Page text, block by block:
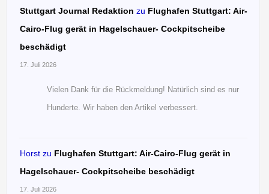
Stuttgart Journal Redaktion zu Flughafen Stuttgart: Air-
Cairo-Flug gerät in Hagelschauer- Cockpitscheibe
beschädigt
17. Juli 2026
Vielen Dank für die Rückmeldung! Natürlich sind es nur
Hunderte. Wir haben den Artikel verbessert.
Horst zu Flughafen Stuttgart: Air-Cairo-Flug gerät in
Hagelschauer- Cockpitscheibe beschädigt
17. Juli 2026